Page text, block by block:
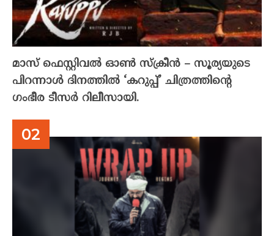
മാസ് ഫെസ്റ്റിവൽ ഓൺ സ്‌ക്രീൻ – സൂര്യയുടെ
പിറന്നാൾ ദിനത്തിൽ ‘കറുപ്പ്’ ചിത്രത്തിന്റെ
ഗംഭീര ടീസർ റിലീസായി.